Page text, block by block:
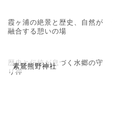
霞ヶ浦の絶景と歴史、自然が
融合する憩いの場
素鵞熊野神社
歴史と伝統が息づく水郷の守
り神